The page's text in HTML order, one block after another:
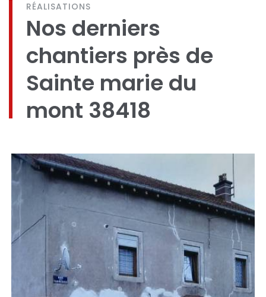
RÉALISATIONS
Nos derniers
chantiers près de
Sainte marie du
mont 38418